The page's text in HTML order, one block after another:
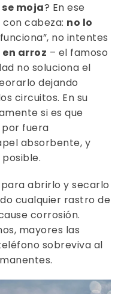
moja? En ese
cabeza: no lo
no intentes
arroz – el famoso
no soluciona el
dejando
circuitos. En su
si es que
por fuera
absorbente, y
abrirlo y secarlo
cualquier rastro de
corrosión.
mayores las
sobreviva al